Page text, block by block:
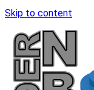
Skip to content